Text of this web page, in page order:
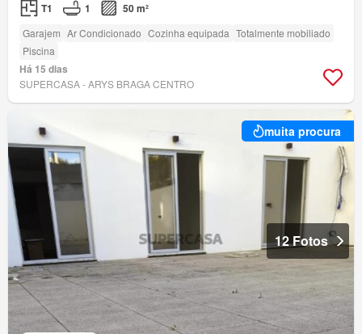
T1 1 50 m²
Garajem Ar Condicionado Cozinha equipada Totalmente mobiliado
Piscina
Há 15 dias
SUPERCASA - ARYS BRAGA CENTRO
muita procura
12 Fotos